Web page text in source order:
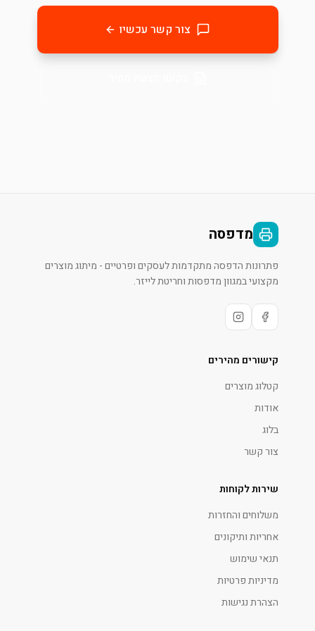
צור קשר עכשיו
מדפסה
פתרונות הדפסה מתקדמות לעסקים ופרטיים - מיתוג מוצרים
מקצועי במגוון מדפסות וחריטת לייזר.
קישורים מהירים
קטלוג מוצרים
אודות
בלוג
צור קשר
שירות לקוחות
משלוחים והחזרות
אחריות ותיקונים
תנאי שימוש
מדיניות פרטיות
הצהרת נגישות